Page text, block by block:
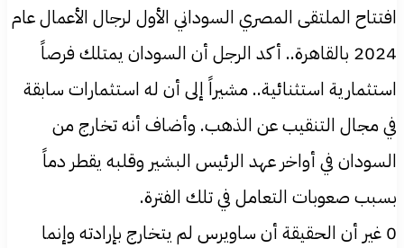
افتتاح الملتقى المصري السوداني الأول لرجال الأعمال عام
2024 بالقاهرة.. أكد الرجل أن السودان يمتلك فرصاً
استثمارية استثنائية.. مشيراً إلى أن له استثمارات سابقة
في مجال التنقيب عن الذهب. وأضاف أنه تخارج من
السودان في أواخر عهد الرئيس البشير وقلبه يقطر دماً
بسبب صعوبات التعامل في تلك الفترة.
0 غير أن الحقيقة أن ساويرس لم يتخارج بإرادته وإنما